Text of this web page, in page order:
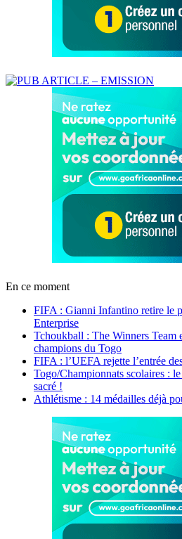
En ce moment
FIFA : Gianni Infantino retire le
Enterprise
Tchoukball : The Winners Team
champions du Togo
FIFA : l’UEFA rejette l’entrée
Togo/Championnats scolaires :
sacré !
Athlétisme : 14 médailles déjà